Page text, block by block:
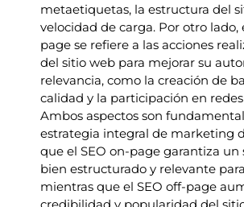
metaetiquetas, la estructura del
velocidad de carga. Por otro lado,
page se refiere a las acciones
del sitio web para mejorar su
relevancia, como la creación de
calidad y la participación en redes
Ambos aspectos son
estrategia integral de marketing
que el SEO on-page garantiza un
bien estructurado y relevante
mientras que el SEO off-page
credibilidad y popularidad del